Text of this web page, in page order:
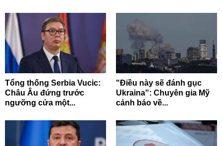
Tổng thống Serbia Vucic:
Châu Âu đứng trước
ngưỡng cửa một...
"Điều này sẽ đánh gục
Ukraina": Chuyên gia Mỹ
cảnh báo về...